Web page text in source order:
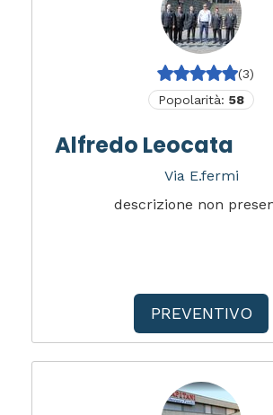
(3)
Popolarità: 58
Alfredo Leocata
Via E.fermi
descrizione non
PREVENTIVO